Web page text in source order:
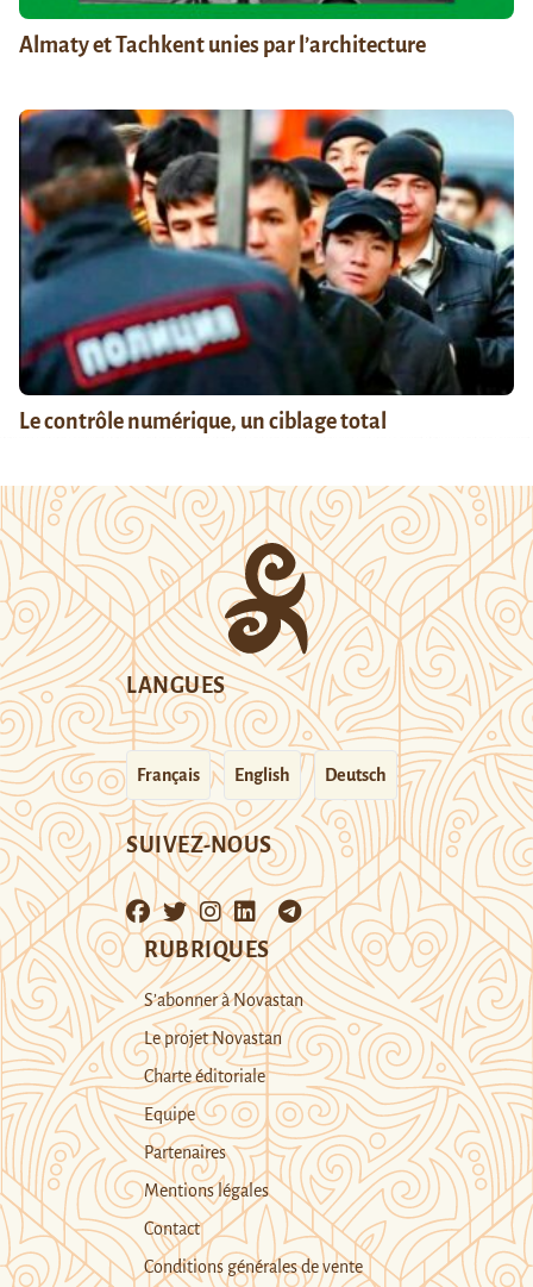
Almaty et Tachkent unies par l’architecture
Le contrôle numérique, un ciblage total
LANGUES
Français English Deutsch
SUIVEZ-NOUS
RUBRIQUES
S’abonner à Novastan
Le projet Novastan
Charte éditoriale
Equipe
Partenaires
Mentions légales
Contact
Conditions générales de vente